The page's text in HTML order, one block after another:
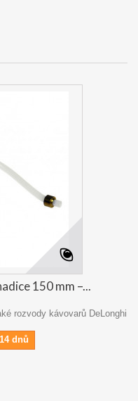
150 mm –...
rozvody kávovarů DeLonghi
dnů